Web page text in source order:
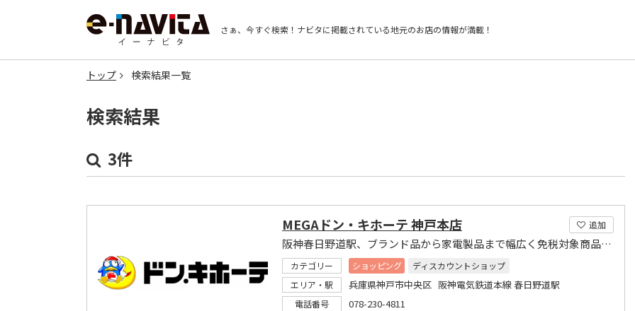
さぁ、今すぐ検索！ ナビタに掲載されている地元のお店の情報が満載！
トップ 検索結果一覧
検索結果
3件
追加
MEGAドン・キホーテ 神戸本店
阪神春日野道駅、ブランド品から家電製品まで幅広く免税対象商品をお安く品揃えしております。
カテゴリー ショッピング
ディスカウントショップ
エリア・駅
兵庫県神戸市中央区 阪神電気鉄道本線 春日野道駅
電話番号 078-230-4811